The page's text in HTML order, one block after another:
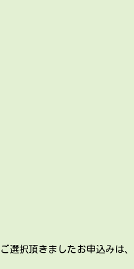
ご選択頂きましたお申込みは、